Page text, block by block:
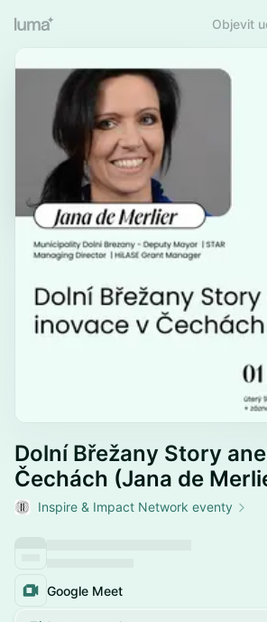
Objevit
Dolní Břežany Story
Čechách (Jana de
Inspire & Impact Network eventy
Google Meet